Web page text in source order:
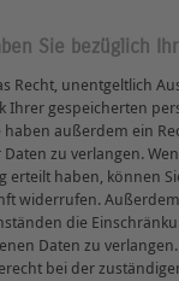
Sie bezüglich
Recht, unentgeltlich
Ihrer gespeicherten
haben außerdem ein
zu verlangen.
erteilt haben, können
widerrufen.
die
Daten zu
bei der